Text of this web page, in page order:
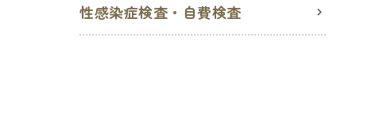
性感染症検査・自費検査